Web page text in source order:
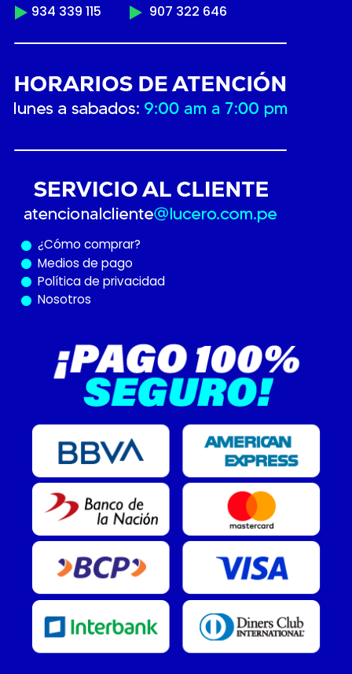
934 339 115
907 322 646
¿Cómo comprar?
Medios de pago
Política de privacidad
Nosotros